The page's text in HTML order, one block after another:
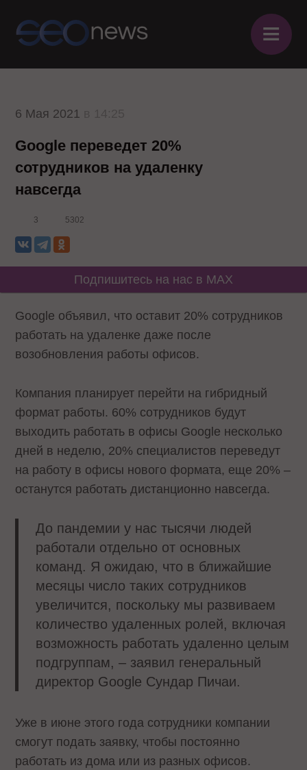
≡
6 Мая 2021
Google переведет 20%
сотрудников на удаленку
навсегда
3 5302
Подпишитесь на нас в MAX
Google объявил, что оставит 20% сотрудников
работать на удаленке даже после
возобновления работы офисов.
Компания планирует перейти на гибридный
формат работы. 60% сотрудников будут
выходить работать в офисы Google несколько
дней в неделю, 20% специалистов переведут
на работу в офисы нового формата, еще 20% –
останутся работать дистанционно навсегда.
До пандемии у нас тысячи людей
работали отдельно от основных
команд. Я ожидаю, что в ближайшие
месяцы число таких сотрудников
увеличится, поскольку мы развиваем
количество удаленных ролей, включая
возможность работать удаленно целым
подгруппам, – заявил генеральный
директор Google Сундар Пичаи.
Уже в июне этого года сотрудники компании
смогут подать заявку, чтобы постоянно
работать из дома или из разных офисов.